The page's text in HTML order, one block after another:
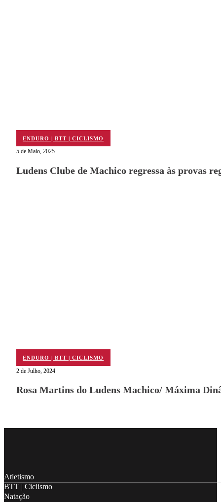
ENDURO | BTT | CICLISMO
5 de Maio, 2025
Ludens Clube de Machico regressa às provas
ENDURO | BTT | CICLISMO
2 de Julho, 2024
Rosa Martins do Ludens Machico/ Máxima
Atletismo
BTT | Ciclismo
Natação